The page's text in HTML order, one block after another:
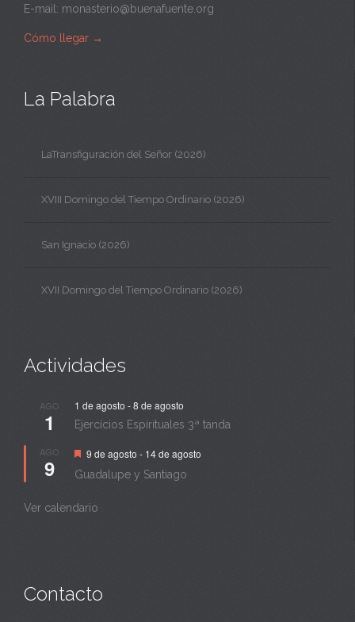
E-mail: monasterio@buenafuente.org
Cómo llegar →
La Palabra
LaTransfiguración del Señor (2026)
XVIII Domingo del Tiempo Ordinario (2026)
San Ignacio (2026)
XVII Domingo del Tiempo Ordinario (2026)
Actividades
AGO
1
1 de agosto -8 de agosto
Ejercicios Espirituales 3ª tanda
AGO
9
Destacado
9 de agosto - 14 de agosto
Guadalupe y Santiago
Ver calendario
Contacto